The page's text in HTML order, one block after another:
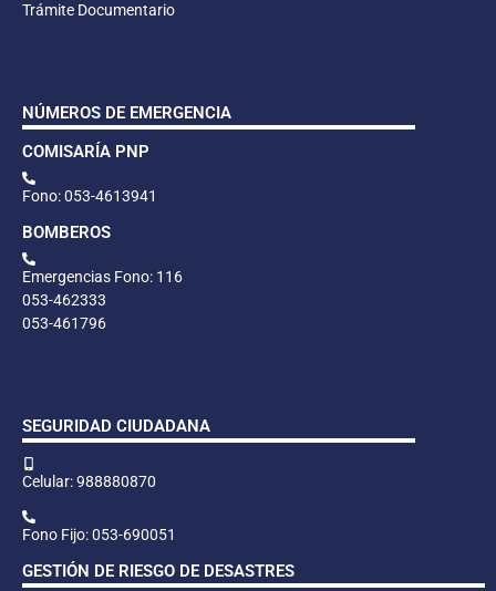
Trámite Documentario
NÚMEROS DE EMERGENCIA
COMISARÍA PNP
Fono: 053-4613941
BOMBEROS
Emergencias Fono: 116
053-462333
053-461796
SEGURIDAD CIUDADANA
Celular: 988880870
Fono Fijo: 053-690051
GESTIÓN DE RIESGO DE DESASTRES